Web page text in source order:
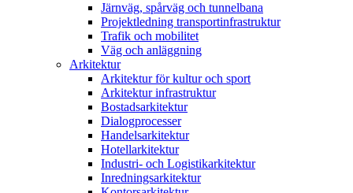
Järnväg, spårväg och tunnelbana
Projektledning transportinfrastruktur
Trafik och mobilitet
Väg och anläggning
Arkitektur
Arkitektur för kultur och sport
Arkitektur infrastruktur
Bostadsarkitektur
Dialogprocesser
Handelsarkitektur
Hotellarkitektur
Industri- och Logistikarkitektur
Inredningsarkitektur